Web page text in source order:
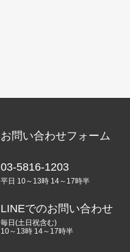
お問い合わせフォーム
03-5816-1203
平日 10～13時 14～17時半
LINEでのお問い合わせ
毎日(土日祝含む)
10～13時 14～17時半